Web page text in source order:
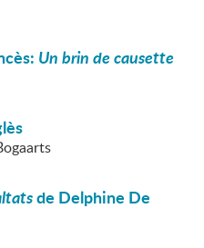
Un brin de causette
de Delphine De